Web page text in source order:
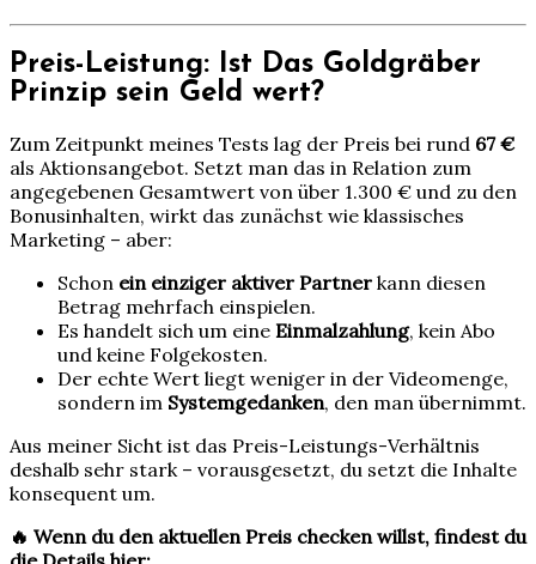
Preis-Leistung: Ist Das Goldgräber
Prinzip sein Geld wert?
Zum Zeitpunkt meines Tests lag der Preis bei rund 67 €
als Aktionsangebot. Setzt man das in Relation zum
angegebenen Gesamtwert von über 1.300 € und zu den
Bonusinhalten, wirkt das zunächst wie klassisches
Marketing – aber:
Schon ein einziger aktiver Partner kann diesen
Betrag mehrfach einspielen.
Es handelt sich um eine Einmalzahlung, kein Abo
und keine Folgekosten.
Der echte Wert liegt weniger in der Videomenge,
sondern im Systemgedanken, den man übernimmt.
Aus meiner Sicht ist das Preis-Leistungs-Verhältnis
deshalb sehr stark – vorausgesetzt, du setzt die Inhalte
konsequent um.
🔥 Wenn du den aktuellen Preis checken willst, findest du